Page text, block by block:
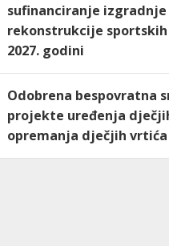
sufinanciranje izgradnje
rekonstrukcije
2027. godini
Odobrena bespovratna
projekte uređenja
opremanja dječjih vrtića